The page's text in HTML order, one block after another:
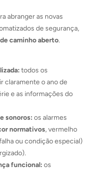
abranger as novas
de segurança,
caminho aberto.
todos os
claramente o ano de
e as informações do
sonoros: os alarmes
normativos, vermelho
ou condição especial)
funcional: os